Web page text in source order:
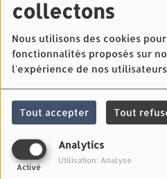
collectons
Nous utilisons des cookies
fonctionnalités proposés sur
l'expérience de nos
Tout accepter Tout
Analytics
Activé
Utilisation: Analyse